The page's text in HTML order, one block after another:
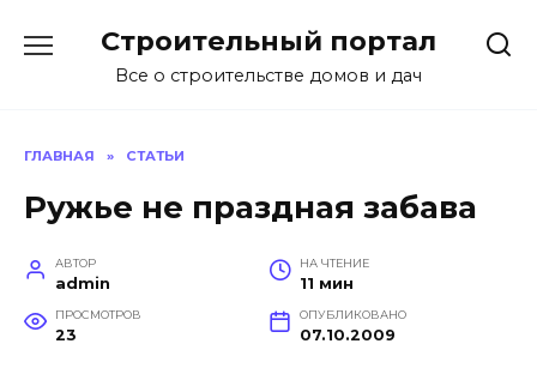
содержанию
Строительный портал
Все о строительстве домов и дач
ГЛАВНАЯ » СТАТЬИ
Ружье не праздная забава
АВТОР
admin
НА ЧТЕНИЕ
11 мин
ПРОСМОТРОВ
23
ОПУБЛИКОВАНО
07.10.2009